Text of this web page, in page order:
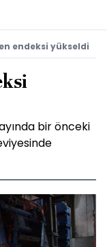
endeksi yükseldi
bir önceki